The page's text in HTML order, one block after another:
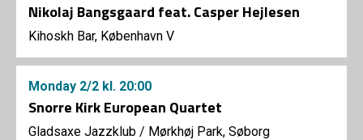
Nikolaj Bangsgaard feat. Casper Hejlesen
Kihoskh Bar, København V
Monday 2/2 kl. 20:00
Snorre Kirk European Quartet
Gladsaxe Jazzklub / Mørkhøj Park, Søborg